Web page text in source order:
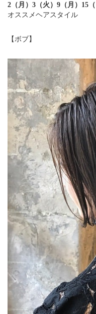
2（月）3（火）9（月）15
オススメヘアスタイル
【ボブ】